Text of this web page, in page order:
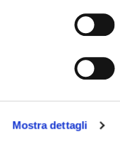
Mostra dettagli